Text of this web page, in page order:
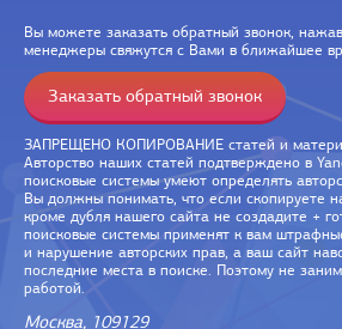
Вы можете заказать обратный звонок,
менеджеры свяжутся с Вами в ближайшее
Заказать обратный звонок
ЗАПРЕЩЕНО КОПИРОВАНИЕ статей и
Авторство наших статей подтверждено в
поисковые системы умеют определять
Вы должны понимать, что если скопируете
кроме дубля нашего сайта не создадите +
поисковые системы применят к вам
и нарушение авторских прав, а ваш сайт
последние места в поиске. Поэтому не
работой.
Москва, 109129